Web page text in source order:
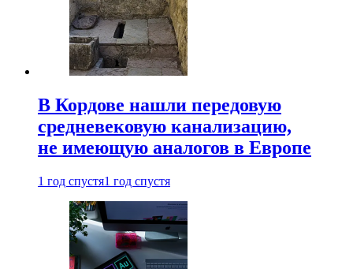
В Кордове нашли передовую
средневековую канализацию,
не имеющую аналогов в Европе
1 год спустя1 год спустя